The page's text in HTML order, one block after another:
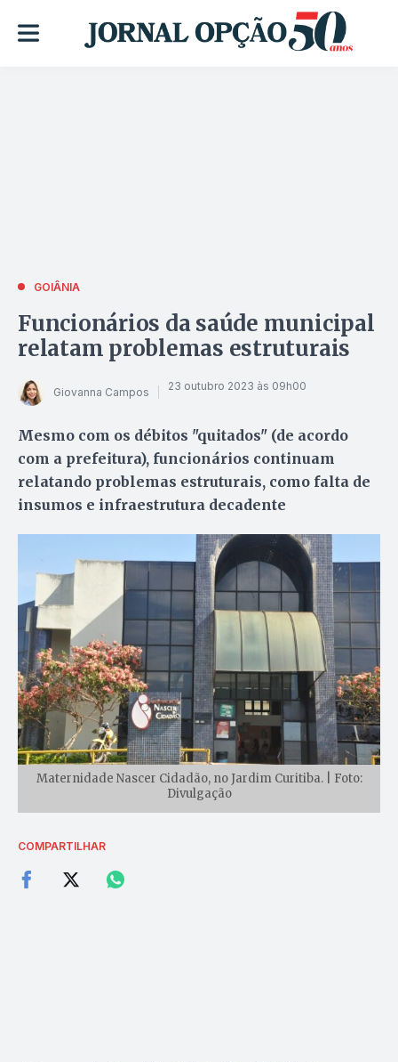
GOIÂNIA
Funcionários da saúde municipal
relatam problemas estruturais
Giovanna Campos 23 outubro 2023 às 09h00
Mesmo com os débitos "quitados" (de acordo
com a prefeitura), funcionários continuam
relatando problemas estruturais, como falta de
insumos e infraestrutura decadente
Maternidade Nascer Cidadão, no Jardim Curitiba. | Foto:
Divulgação
COMPARTILHAR